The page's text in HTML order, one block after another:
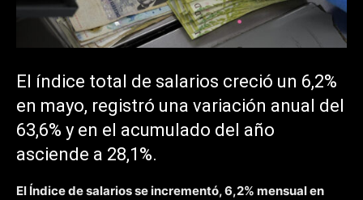
El índice total de salarios creció un 6,2%
en mayo, registró una variación anual del
63,6% y en el acumulado del año
asciende a 28,1%.
El Índice de salarios se incrementó, 6,2% mensual en